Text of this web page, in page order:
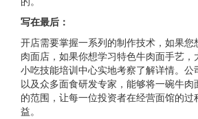
写在最后：
开店需要掌握一系列的制作技术，如果
肉面店，如果你想学习特色牛肉面手艺，
小吃技能培训中心实地考察了解详情。公
以及众多面食研发专家，能够将一碗牛
的范围，让每一位投资者在经营面馆的过
益。